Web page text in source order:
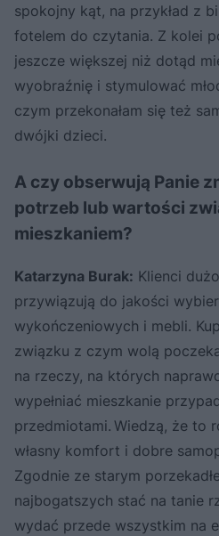
spokojny kąt, na przykład z
fotelem do czytania. Z kolei
jeszcze większej niż dotąd
wyobraźnię i stymulować
czym przekonałam się też
dwójki dzieci.
A czy obserwują Panie
potrzeb lub wartości
mieszkaniem?
Katarzyna Burak: Klienci
przywiązują do jakości
wykończeniowych i mebli.
związku z czym wolą
na rzeczy, na których
wypełniać mieszkanie
przedmiotami. Wiedzą, że to
własny komfort i dobre
Zgodnie ze starym
najbogatszych stać na tanie
wydać przede wszystkim na